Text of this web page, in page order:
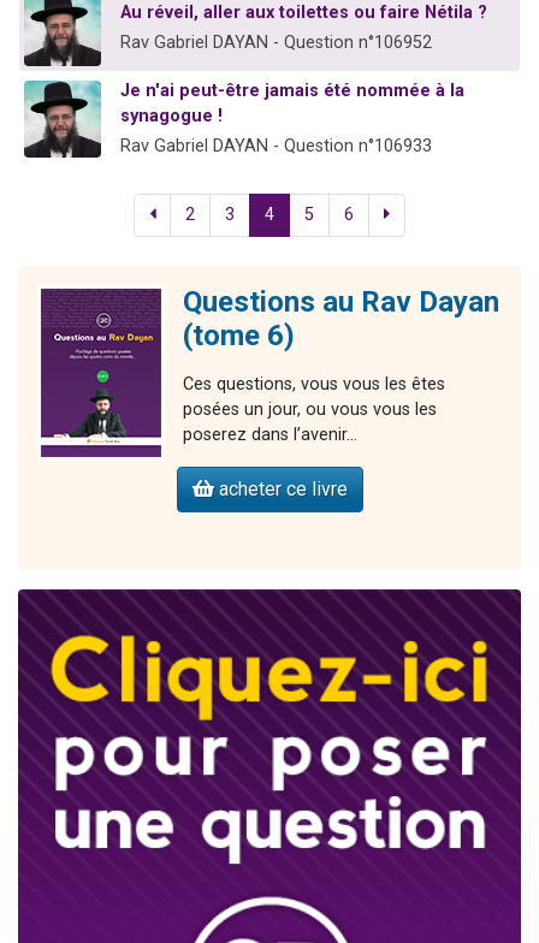
Au réveil, aller aux toilettes ou faire Nétila ?
Rav Gabriel DAYAN - Question n°106952
Je n'ai peut-être jamais été nommée à la
synagogue !
Rav Gabriel DAYAN - Question n°106933
2 3 4 5 6
Questions au Rav Dayan
(tome 6)
Ces questions, vous vous les êtes
posées un jour, ou vous vous les
poserez dans l’avenir…
acheter ce livre